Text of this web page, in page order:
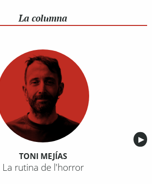
La columna
▶︎
TONI MEJÍAS
La rutina de l'horror